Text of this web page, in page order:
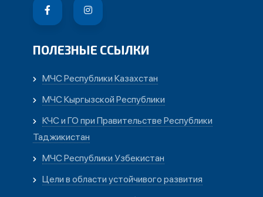
ПОЛЕЗНЫЕ ССЫЛКИ
МЧС Республики Казахстан
МЧС Кыргызской Республики
КЧС и ГО при Правительстве Республики
Таджикистан
МЧС Республики Узбекистан
Цели в области устойчивого развития